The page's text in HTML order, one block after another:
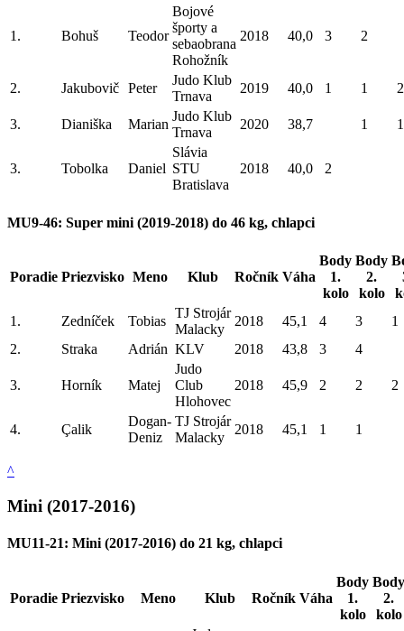
1. Bohuš Teodor
Bojové
športy a
sebaobrana
Rohožník
2018 40,0 3 2
2. Jakubovič Peter
Judo Klub
Trnava
2019 40,0 1 1 2
3. Dianiška Marian
Judo Klub
Trnava
2020 38,7 1 1
3. Tobolka Daniel
Slávia
STU
Bratislava
2018 40,0 2
MU9-46: Super mini (2019-2018) do 46 kg, chlapci
Poradie Priezvisko Meno Klub Ročník Váha
Body
1.
kolo
Body
2.
kolo
1.
Zedníček Tobias
TJ Strojár
Malacky
2018 45,1 4 3
1
2.
Straka Adrián KLV 2018 43,8 3 4
3. Horník Matej
Judo
Club
Hlohovec
2018 45,9 2 2 2
4. Çalik
Dogan-
Deniz
TJ Strojár
Malacky
2018 45,1 1 1
^
Mini (2017-2016)
MU11-21: Mini (2017-2016) do 21 kg, chlapci
Poradie Priezvisko Meno Klub Ročník Váha
Body
1.
kolo
Body
2.
kolo